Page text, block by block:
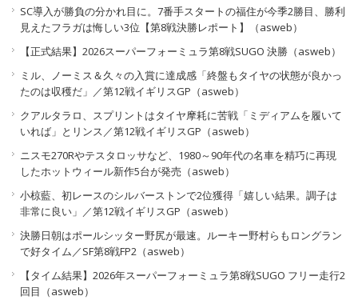
SC導入が勝負の分かれ目に。7番手スタートの福住が今季2勝目、勝利
見えたフラガは悔しい3位【第8戦決勝レポート】（asweb）
【正式結果】2026スーパーフォーミュラ第8戦SUGO 決勝（asweb）
ミル、ノーミス＆久々の入賞に達成感「終盤もタイヤの状態が良かっ
たのは収穫だ」／第12戦イギリスGP（asweb）
クアルタラロ、スプリントはタイヤ摩耗に苦戦「ミディアムを履いて
いれば」とリンス／第12戦イギリスGP（asweb）
ニスモ270Rやテスタロッサなど、1980～90年代の名車を精巧に再現
したホットウィール新作5台が発売（asweb）
小椋藍、初レースのシルバーストンで2位獲得「嬉しい結果。調子は
非常に良い」／第12戦イギリスGP（asweb）
決勝日朝はポールシッター野尻が最速。ルーキー野村らもロングラン
で好タイム／SF第8戦FP2（asweb）
【タイム結果】2026年スーパーフォーミュラ第8戦SUGO フリー走行2
回目（asweb）